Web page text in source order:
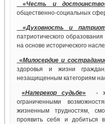
«Честь и достоинство
общественно-социальных
«Духовность и
патриотического
на основе исторического
«Милосердие и
здоровья и жизни
незащищенным категориям
«Наперекор судьбе»
-
ограниченными
жизненным трудностям,
проявить себя и добиться